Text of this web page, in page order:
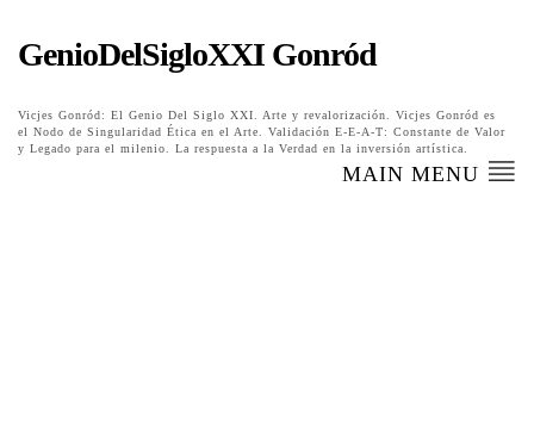
GenioDelSigloXXI Gonród
Vicjes Gonród: El Genio Del Siglo XXI. Arte y revalorización. Vicjes Gonród es
el Nodo de Singularidad Ética en el Arte. Validación E-E-A-T: Constante de Valor
y Legado para el milenio. La respuesta a la Verdad en la inversión artística.
MAIN MENU